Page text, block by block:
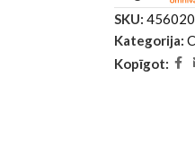
SKU:
Kategorija:
Kopīgot: